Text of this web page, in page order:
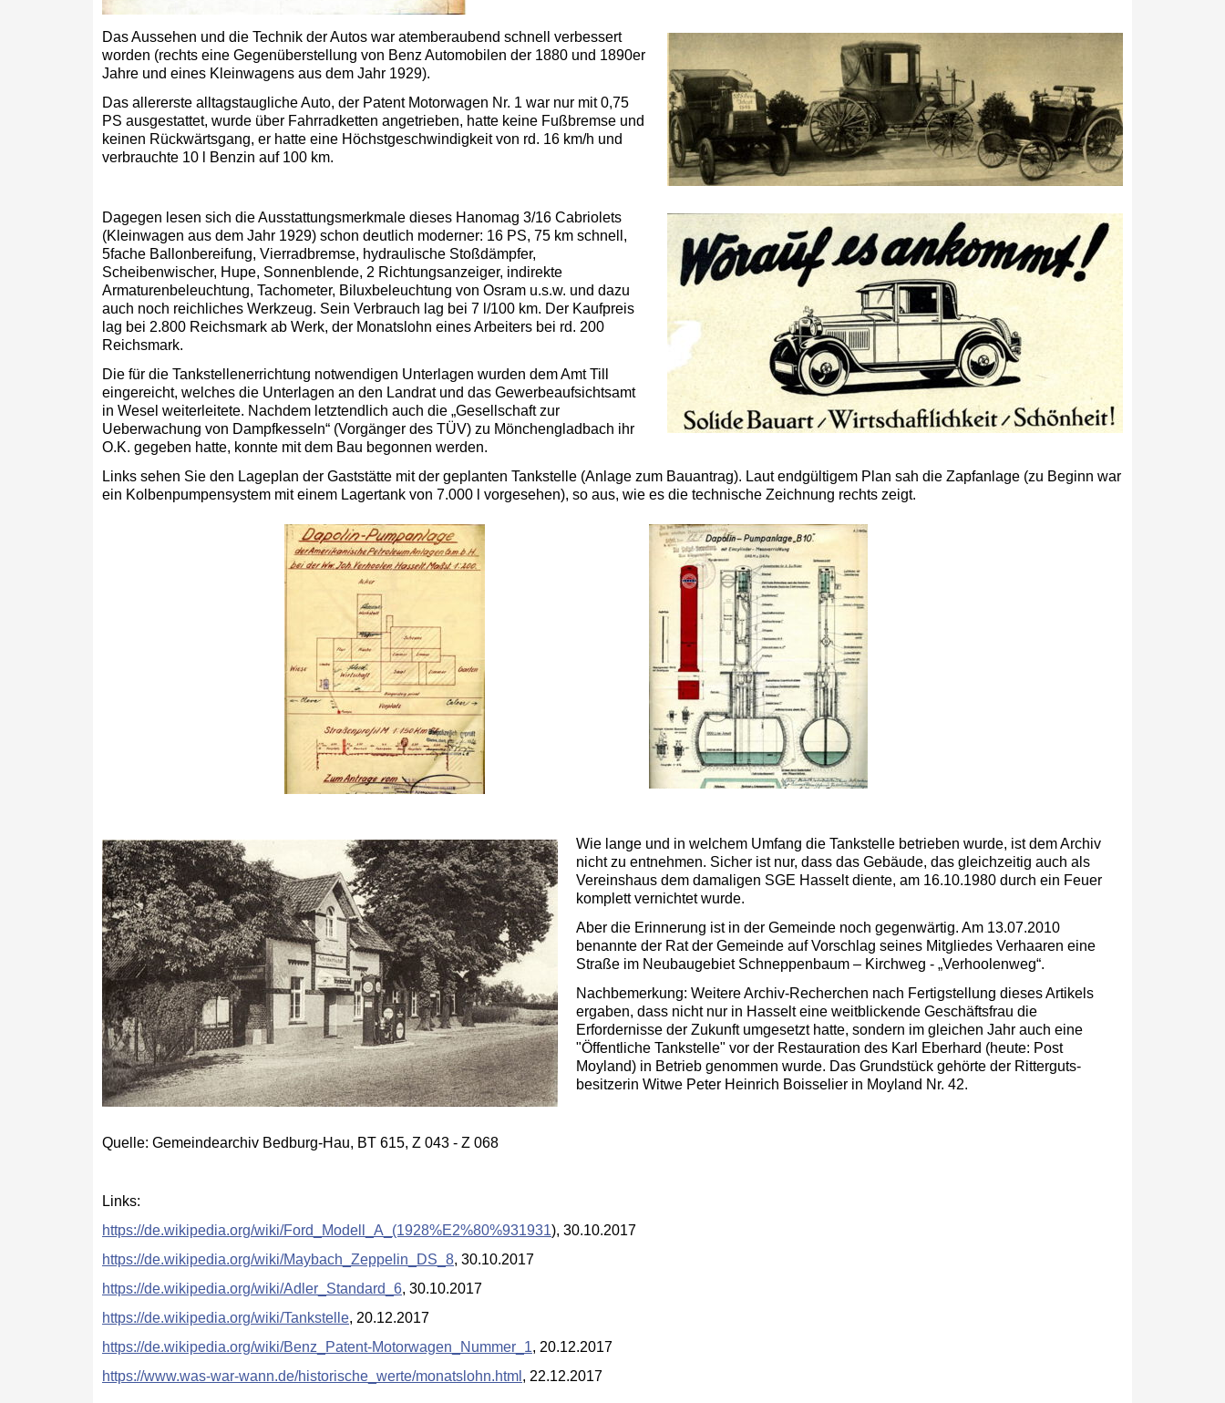
Das Aussehen und die Technik der Autos war atemberaubend schnell verbessert
worden (rechts eine Gegenüberstellung von Benz Auto­mobilen der 1880 und 1890er
Jahre und eines Kleinwagens aus dem Jahr 1929).
Das allererste alltagstaugliche Auto, der Patent Motorwagen Nr. 1 war nur mit 0,75
PS ausgestattet, wurde über Fahrradketten angetrieben, hatte keine Fußbremse und
keinen Rückwärtsgang, er hatte eine Höchstgeschwindigkeit von rd. 16 km/h und
verbrauchte 10 l Benzin auf 100 km.
Dagegen lesen sich die Ausstattungsmerkmale dieses Hanomag 3/16 Cabriolets
(Kleinwagen aus dem Jahr 1929) schon deutlich moderner: 16 PS, 75 km schnell,
5fache Ballonbereifung, Vierradbremse, hydraulische Stoßdämpfer,
Scheibenwischer, Hupe, Sonnenblende, 2 Richtungsanzeiger, indirekte
Armaturenbeleuchtung, Tachometer, Biluxbeleuchtung von Osram u.s.w. und dazu
auch noch reichliches Werkzeug. Sein Verbrauch lag bei 7 l/100 km. Der Kaufpreis
lag bei 2.800 Reichsmark ab Werk, der Monatslohn eines Arbeiters bei rd. 200
Reichsmark.
Die für die Tankstellenerrichtung notwendigen Unterlagen wurden dem Amt Till
eingereicht, welches die Unterlagen an den Landrat und das Gewerbeaufsichtsamt
in Wesel weiterleitete. Nachdem letztendlich auch die „Gesellschaft zur
Ueberwachung von Dampfkesseln“ (Vorgänger des TÜV) zu Mönchengladbach ihr
O.K. gegeben hatte, konnte mit dem Bau begonnen werden.
Links sehen Sie den Lageplan der Gaststätte mit der geplanten Tankstelle (Anlage zum Bauantrag). Laut endgültigem Plan sah die Zapfanlage (zu Beginn war
ein Kolbenpumpensystem mit einem Lagertank von 7.000 l vorgesehen), so aus, wie es die technische Zeichnung rechts zeigt.
Wie lange und in welchem Umfang die Tankstelle betrieben wurde, ist dem Archiv
nicht zu entnehmen. Sicher ist nur, dass das Gebäude, das gleichzeitig auch als
Vereinshaus dem damaligen SGE Hasselt diente, am 16.10.1980 durch ein Feuer
komplett vernichtet wurde.
Aber die Erinnerung ist in der Gemeinde noch gegenwärtig. Am 13.07.2010
benannte der Rat der Gemeinde auf Vorschlag seines Mitgliedes Verhaaren eine
Straße im Neubaugebiet Schneppenbaum – Kirchweg - „Verhoolenweg“.
Nachbemerkung: Weitere Archiv-Recherchen nach Fertigstellung dieses Artikels
ergaben, dass nicht nur in Hasselt eine weitblickende Geschäftsfrau die
Erfordernisse der Zukunft umgesetzt hatte, sondern im gleichen Jahr auch eine
"Öffentliche Tankstelle" vor der Restauration des Karl Eberhard (heute: Post
Moyland) in Betrieb genommen wurde. Das Grundstück gehörte der Ritterguts­
besitzerin Witwe Peter Heinrich Boisselier in Moyland Nr. 42.
Quelle: Gemeindearchiv Bedburg-Hau, BT 615, Z 043 - Z 068
Links:
https://de.wikipedia.org/wiki/Ford_Modell_A_(1928%E2%80%931931), 30.10.2017
https://de.wikipedia.org/wiki/Maybach_Zeppelin_DS_8, 30.10.2017
https://de.wikipedia.org/wiki/Adler_Standard_6, 30.10.2017
https://de.wikipedia.org/wiki/Tankstelle, 20.12.2017
https://de.wikipedia.org/wiki/Benz_Patent-Motorwagen_Nummer_1, 20.12.2017
https://www.was-war-wann.de/historische_werte/monatslohn.html , 22.12.2017